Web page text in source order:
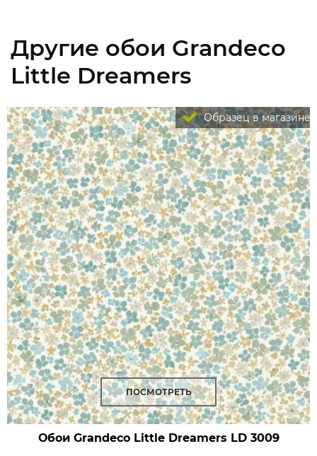
Другие обои Grandeco
Little Dreamers
Образец в магазине
ПОСМОТРЕТЬ
Обои Grandeco Little Dreamers LD 3009